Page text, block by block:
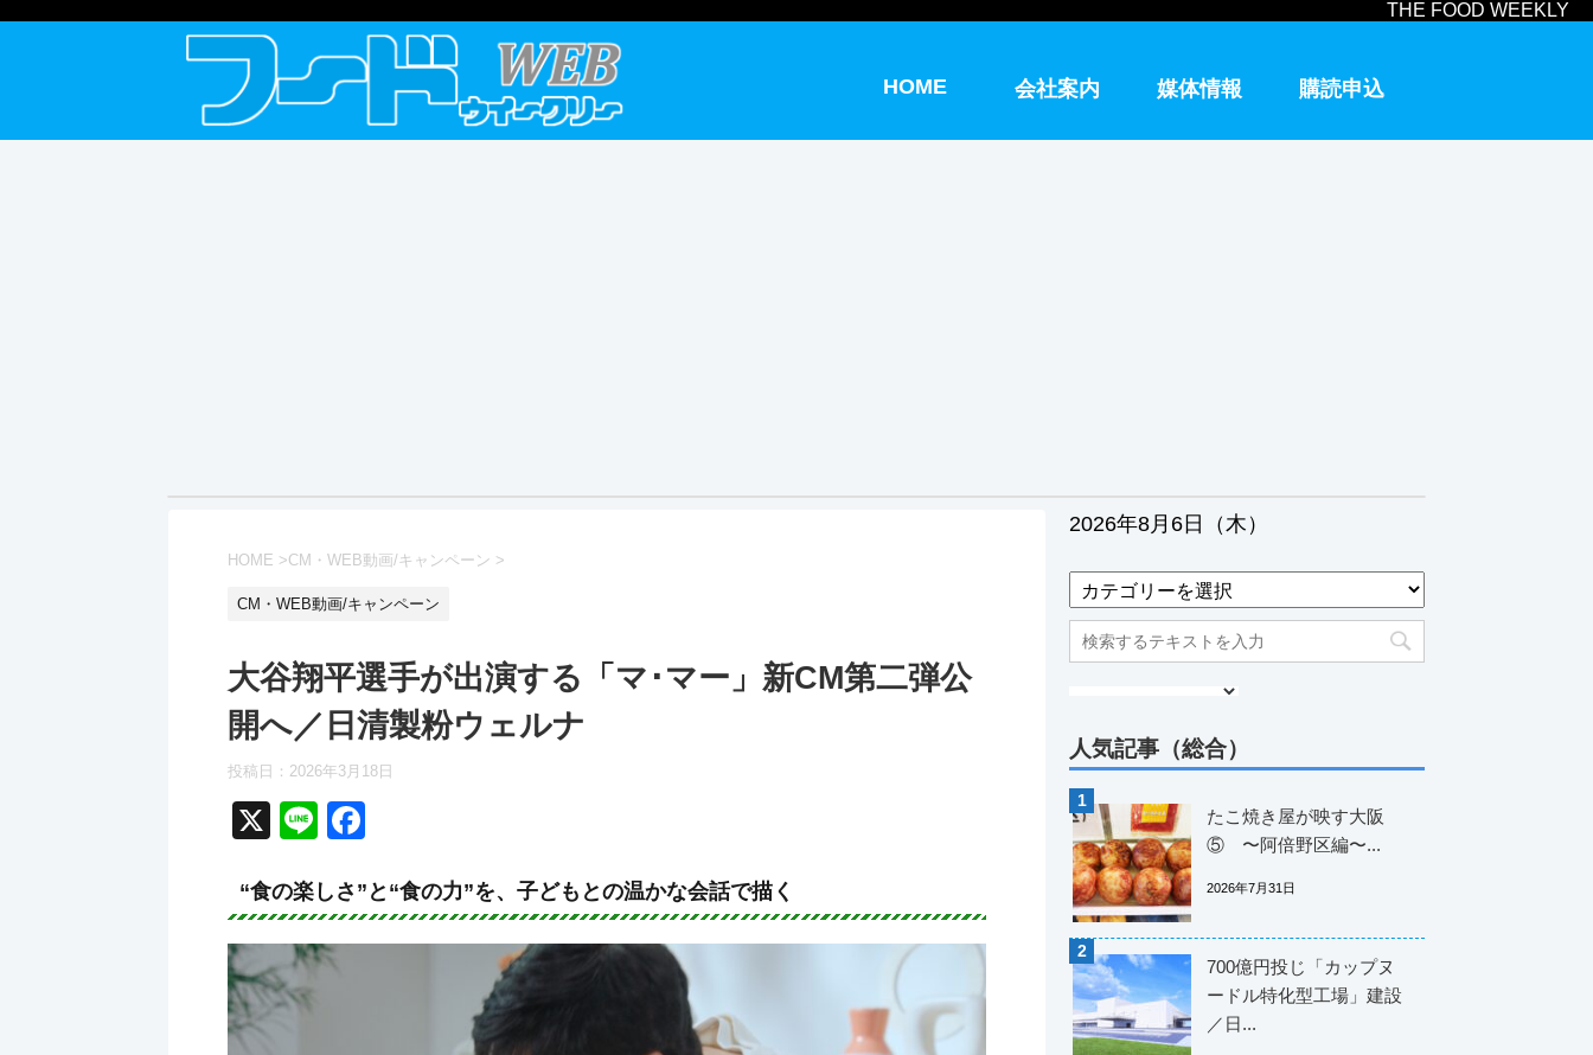
THE FOOD WEEKLY
HOME 会社案内 媒体情報 購読申込
HOME >CM・WEB動画/キャンペーン >
CM・WEB動画/キャンペーン
大谷翔平選手が出演する「マ･マー」新CM第二弾公
開へ／日清製粉ウェルナ
投稿日： 2026年3月18日
X
Li
e
c
e
“食の楽しさ”と“食の力”を、子どもとの温かな会話で描く
2026年8月6日（木）
人気記事（総合）
たこ焼き屋が映す大阪
⑤ 〜阿倍野区編〜...
2026年7月31日
700億円投じ「カップヌ
ードル特化型工場」建設
／日...